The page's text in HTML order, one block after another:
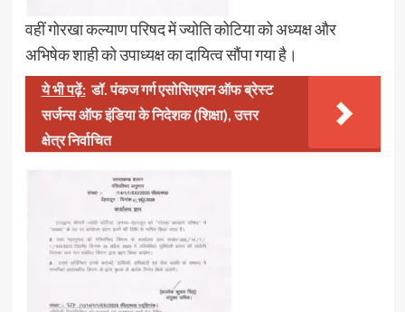
वहीं गोरखा कल्याण परिषद में ज्योति कोटिया को अध्यक्ष और
अभिषेक शाही को उपाध्यक्ष का दायित्व सौंपा गया है।
ये भी पढ़ें: डॉ. पंकज गर्ग एसोसिएशन ऑफ ब्रेस्ट
सर्जन्स ऑफ इंडिया के निदेशक (शिक्षा), उत्तर
क्षेत्र निर्वाचित